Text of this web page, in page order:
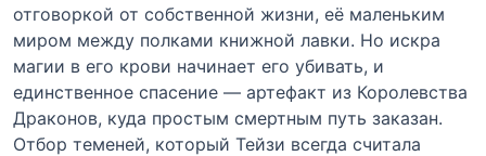
отговоркой от собственной жизни, её маленьким
миром между полками книжной лавки. Но искра
магии в его крови начинает его убивать, и
единственное спасение — артефакт из Королевства
Драконов, куда простым смертным путь заказан.
Отбор теменей, который Тейзи всегда считала